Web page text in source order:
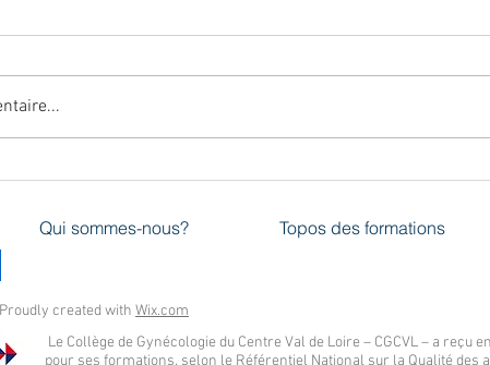
contre la
Qui sommes-nous? Topos des formations
created with Wix.com
Le Collège de Gynécologie du Centre Val de Loire – CGCVL – a